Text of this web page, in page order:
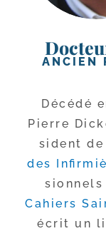
ANCIEN
Décédé
Pierre
sident de
des
Cahiers
écrit un